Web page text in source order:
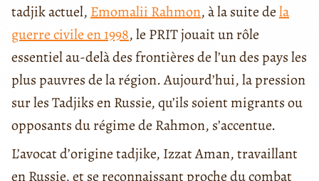
tadjik actuel, Emomalii Rahmon, à la suite dela
guerre civile en 1998, le PRIT jouait un rôle
essentiel au-delà des frontières de l’un des pays les
plus pauvres de la région. Aujourd’hui, la pression
sur les Tadjiks en Russie, qu’ils soient migrants ou
opposants du régime de Rahmon, s’accentue.
L’avocat d’origine tadjike, Izzat Aman, travaillant
en Russie, et se reconnaissant proche du combat